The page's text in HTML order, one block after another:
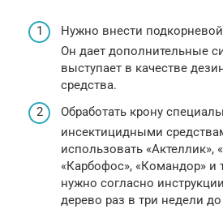
Нужно внести подкорневой
Он дает дополнительные
выступает в качестве
средства.
Обработать крону
инсектицидными
использовать «Актеллик»,
«Карбофос», «Командор» и
нужно согласно
дерево раз в три недели